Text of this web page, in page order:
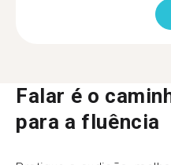
Falar é o
para a fluência